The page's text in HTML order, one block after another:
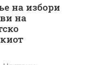
на избори
на